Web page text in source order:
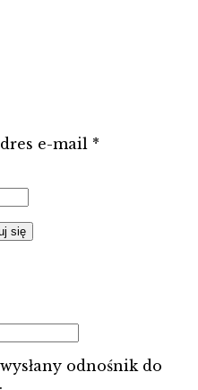
e-mail *
się
odnośnik do